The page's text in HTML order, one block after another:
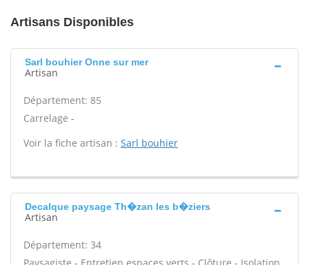
Artisans Disponibles
Sarl bouhier Onne sur mer
Artisan
Département: 85
Carrelage -
Voir la fiche artisan : Sarl bouhier
Decalque paysage Th�zan les b�ziers
Artisan
Département: 34